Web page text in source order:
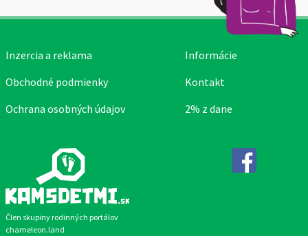
Člen skupiny rodinných portálov
chameleon.land
Inzercia a reklama
Obchodné podmienky
Ochrana osobných údajov
Informácie
Kontakt
2% z dane